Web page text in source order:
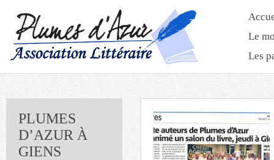
Le
Les
PLUMES
D’AZUR À
GIENS